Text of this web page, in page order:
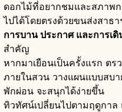
ดอกไม้ที่อยากชมและสภาพ
ไปได้โดยตรงด้วยขนส่งสาธ
การบาน ประกาศ และการเ
สำคัญ
หากมาเยือนเป็นครั้งแรก ต
ภายในสวน วางแผนแบบสบ
พักผ่อน จะสนุกได้ง่ายขึ้น
ทิวทัศน์เปลี่ยนไปตามฤดูกา